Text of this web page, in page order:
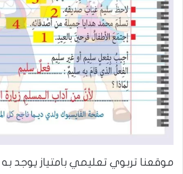
موقعنا تربوي تعليمي بامتياز يوجد به